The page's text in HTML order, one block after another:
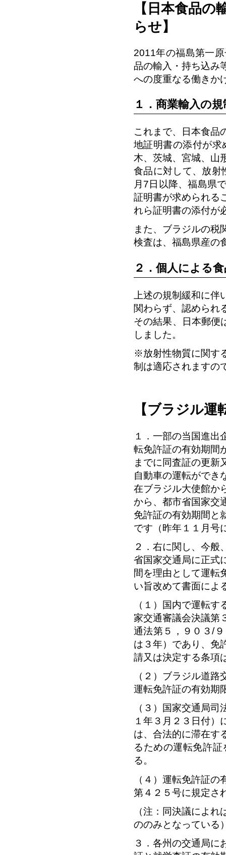
【日本食品
らせ】
2011年の福島第一
品の輸入・持ち込み
への度重なる働きか
１．商業輸入の
これまで、日本食品
地証明書の添付が
木、茨城、宮城、山
食品に対して、放射
月7日以降、福島県
証明書が求められる
れら証明書の添付が
また、ブラジルの税
検査は、福島県産の
２．個人による
上述の規制緩和に
関わらず、認められ
その結果、日本郵便
しました。
※放射性物質に関す
制は適応されますの
【ブラジル運
１．一部の当国進出
転免許証の有効期間
までに同査証の更新
自動車の運転ができ
在ブラジル大使館か
から、都市省国家交
免許証の有効期間と
です（昨年１１月号
２．右に関し、今般
省国家交通局に正式
間を理由として運転
い旨改めて書面によ
（１）国内で運転
家交通審議会決議第
通法第５，９０３/
は３年）であり、免
請又は決定する条項
（２）ブラジル道
運転免許証の有効期
（３）国家交通局
１年３月２３日付）
は、合法的に滞在す
るための運転免許
る。
（４）運転免許証
第４２５号に規定さ
（注：同決議によ
ののみとなっている
３．各州の交通局に